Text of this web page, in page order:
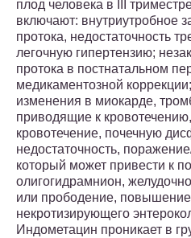
плод человека в III
включают: внутриутробное
протока, недостаточность
легочную гипертензию;
протока в постнатальном
медикаментозной
изменения в миокарде,
приводящие к
кровотечение, почечную
недостаточность,
который может привести к
олигогидрамнион,
или прободение, повышение
некротизирующего
Индометацин проникает в